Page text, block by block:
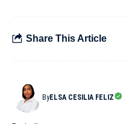
Share This Article
ByELSA CESILIA FELIZ